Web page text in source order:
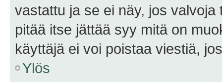
vastattu ja se ei näy, jos
pitää itse jättää syy mitä on
käyttäjä ei voi poistaa viestiä,
Ylös